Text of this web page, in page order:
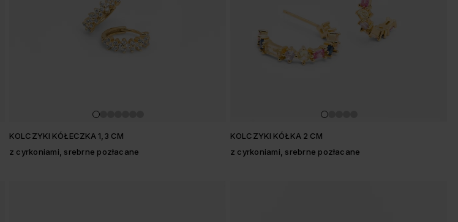
KOLCZYKI KÓŁECZKA 1,3 CM
z cyrkoniami, srebrne pozłacane
KOLCZYKI KÓŁKA 2 CM
z cyrkoniami, srebrne pozłacane